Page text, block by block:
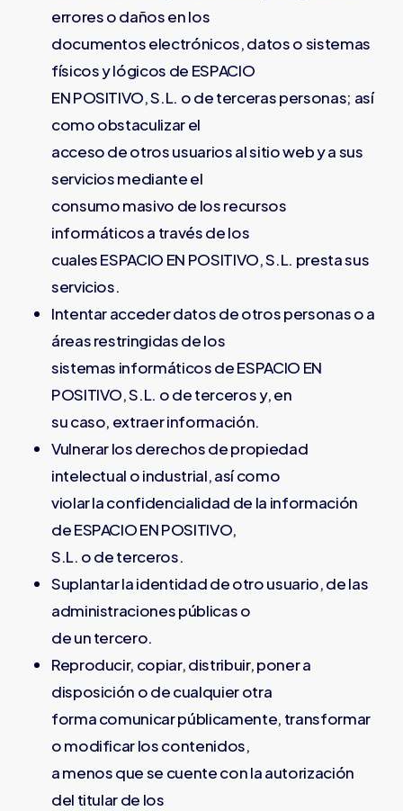
errores o daños en los
documentos electrónicos, datos o sistemas
físicos y lógicos de ESPACIO
EN POSITIVO, S.L. o de terceras personas; así
como obstaculizar el
acceso de otros usuarios al sitio web y a sus
servicios mediante el
consumo masivo de los recursos
informáticos a través de los
cuales ESPACIO EN POSITIVO, S.L. presta sus
servicios.
Intentar acceder datos de otros personas o a
áreas restringidas de los
sistemas informáticos de ESPACIO EN
POSITIVO, S.L. o de terceros y, en
su caso, extraer información.
Vulnerar los derechos de propiedad
intelectual o industrial, así como
violar la confidencialidad de la información
de ESPACIO EN POSITIVO,
S.L. o de terceros.
Suplantar la identidad de otro usuario, de las
administraciones públicas o
de un tercero.
Reproducir, copiar, distribuir, poner a
disposición o de cualquier otra
forma comunicar públicamente, transformar
o modificar los contenidos,
a menos que se cuente con la autorización
del titular de los